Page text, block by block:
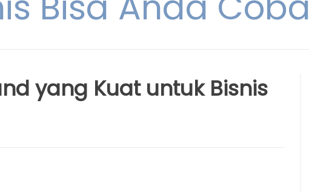
yang Kuat untuk Bisnis